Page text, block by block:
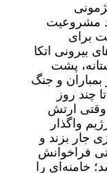
مشروعیت
برای
بیرونی اتکا
پشت
بمباران و جنگ
چند روز
وقتی ارتش
واگذار
جار بزند و
فراخوانش
خامنه‌ای را